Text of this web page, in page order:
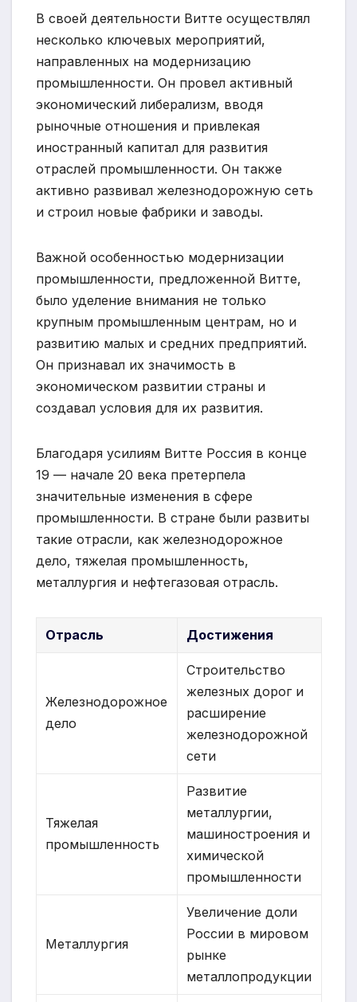
В своей деятельности Витте осуществлял
несколько ключевых мероприятий,
направленных на модернизацию
промышленности. Он провел активный
экономический либерализм, вводя
рыночные отношения и привлекая
иностранный капитал для развития
отраслей промышленности. Он также
активно развивал железнодорожную сеть
и строил новые фабрики и заводы.
Важной особенностью модернизации
промышленности, предложенной Витте,
было уделение внимания не только
крупным промышленным центрам, но и
развитию малых и средних предприятий.
Он признавал их значимость в
экономическом развитии страны и
создавал условия для их развития.
Благодаря усилиям Витте Россия в конце
19 — начале 20 века претерпела
значительные изменения в сфере
промышленности. В стране были развиты
такие отрасли, как железнодорожное
дело, тяжелая промышленность,
металлургия и нефтегазовая отрасль.
Отрасль Достижения
Железнодорожное
дело
Строительство
железных дорог и
расширение
железнодорожной
сети
Тяжелая
промышленность
Развитие
металлургии,
машиностроения и
химической
промышленности
Металлургия
Увеличение доли
России в мировом
рынке
металлопродукции